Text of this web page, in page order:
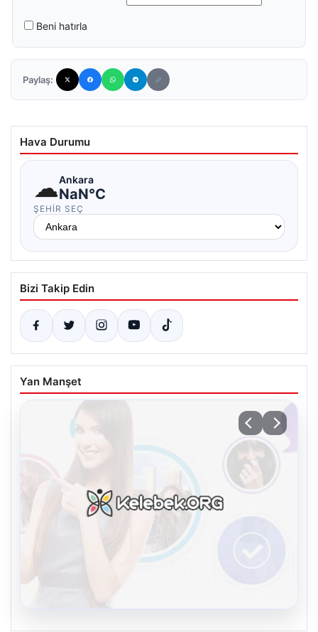
Beni hatırla
Paylaş:
Hava Durumu
☁Ankara
NaN°C
ŞEHIR SEÇ
Bizi Takip Edin
Yan Manşet